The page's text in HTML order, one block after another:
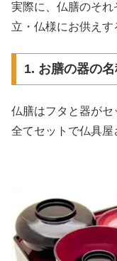
実際に、仏膳のそ
立・仏様にお供えす
1. お膳の器の
仏膳はフタと器が
全てセットで仏具屋